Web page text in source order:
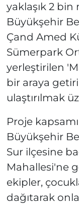
yaklaşık 2 bin
Büyükşehir
Çand Amed
Sümerpark
yerleştirilen
bir araya
ulaştırılmak
Proje
Büyükşehir
Sur ilçesine
Mahallesi'ne
ekipler,
dağıtarak